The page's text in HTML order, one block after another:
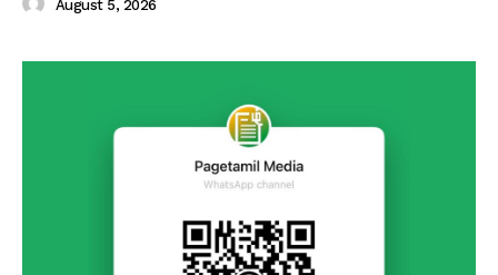
August 5, 2026